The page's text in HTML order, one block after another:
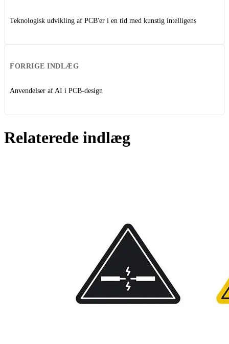
FORRIGE INDLÆG
Anvendelser af AI i PCB-design
Teknologisk udvikling af PCB'er i en tid med kunstig intelligens
Relaterede indlæg